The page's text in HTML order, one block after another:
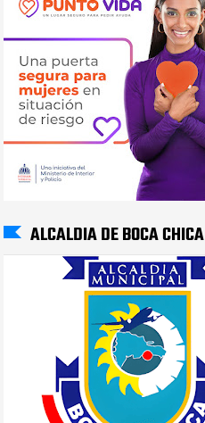
ALCALDIA DE BOCA CHICA